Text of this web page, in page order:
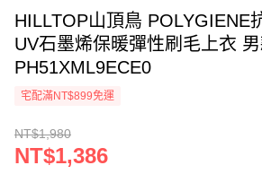
HILLTOP山頂鳥 POLYGIENE
UV石墨烯保暖彈性刷毛上衣 男
PH51XML9ECE0
宅配滿NT$899免運
NT$1,980
NT$1,386